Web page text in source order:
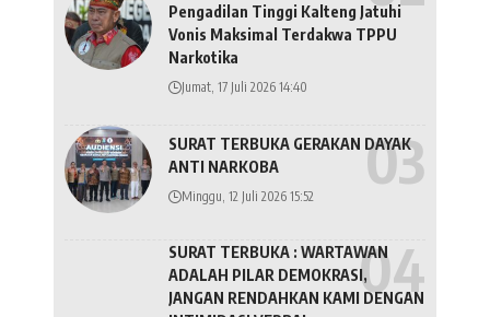
Pengadilan Tinggi Kalteng Jatuhi
Vonis Maksimal Terdakwa TPPU
Narkotika
Jumat, 17 Juli 2026 14:40
SURAT TERBUKA GERAKAN DAYAK
ANTI NARKOBA
Minggu, 12 Juli 2026 15:52
SURAT TERBUKA : WARTAWAN
ADALAH PILAR DEMOKRASI,
JANGAN RENDAHKAN KAMI DENGAN